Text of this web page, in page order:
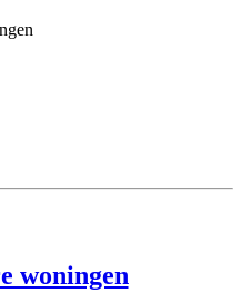
woningen